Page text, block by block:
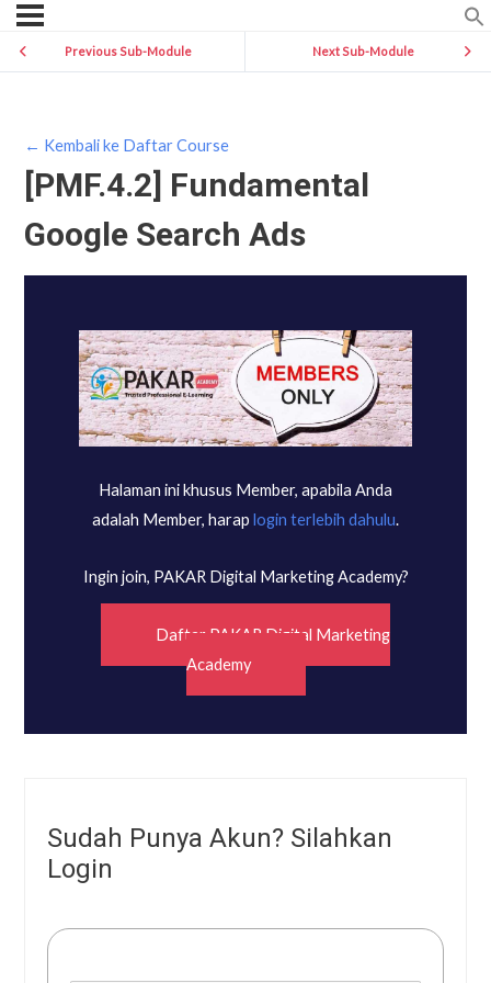
Previous Sub-Module Next Sub-Module
← Kembali ke Daftar Course
[PMF.4.2] Fundamental
Google Search Ads
Halaman ini khusus Member, apabila Anda
adalah Member, harap login terlebih dahulu.
Ingin join, PAKAR Digital Marketing Academy?
Daftar PAKAR Digital Marketing
Academy
Sudah Punya Akun? Silahkan
Login